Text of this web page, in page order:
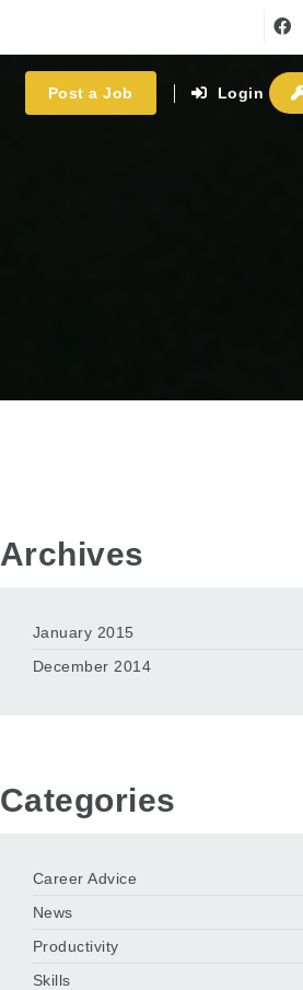
Post a Job Login
Archives
January 2015
December 2014
Categories
Career Advice
News
Productivity
Skills